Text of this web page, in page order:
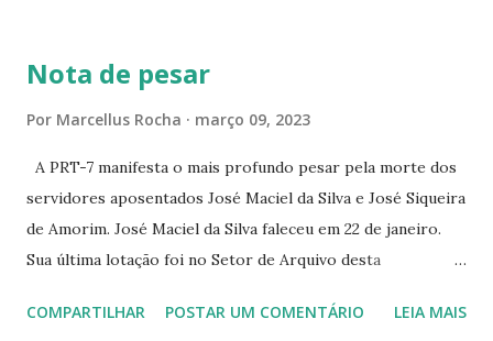
☆CINE VIP CLUBE RUA 24 DE MAIO 825 ☆CINE ECLIPSE
Nota de pesar
Por Marcellus Rocha março 09, 2023
A PRT-7 manifesta o mais profundo pesar pela morte dos
servidores aposentados José Maciel da Silva e José Siqueira
de Amorim. José Maciel da Silva faleceu em 22 de janeiro.
Sua última lotação foi no Setor de Arquivo desta
Siqueira Amorim faleceu em 28 de fevereiro e encerrou a
COMPARTILHAR POSTAR UM COMENTÁRIO LEIA MAIS